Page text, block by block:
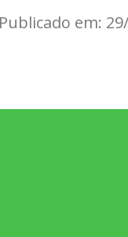
Publicado em: